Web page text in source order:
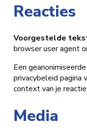
Reacties
Voorgestelde
browser user agent
Een
privacybeleid pagina
context van je reactie.
Media